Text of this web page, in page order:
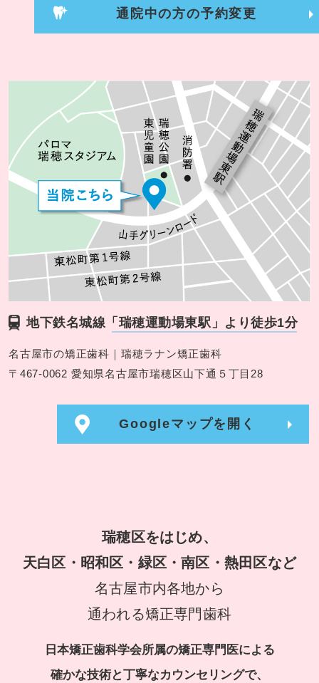
通院中の方の予約変更
地下鉄名城線 「瑞穂運動場東駅」より徒歩1分
名古屋市の矯正歯科｜瑞穂ラナン矯正歯科
〒467-0062 愛知県名古屋市瑞穂区山下通５丁目28
Googleマップを開く
瑞穂区をはじめ、
天白区・昭和区・緑区・南区・熱田区など
名古屋市内各地から
通われる矯正専門歯科
日本矯正歯科学会所属の矯正専門医による
確かな技術と丁寧なカウンセリングで、